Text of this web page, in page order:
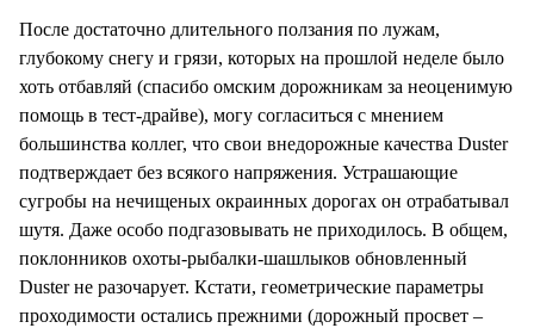
После достаточно длительного ползания по лужам,
глубокому снегу и грязи, которых на прошлой неделе было
хоть отбавляй (спасибо омским дорожникам за неоценимую
помощь в тест-драйве), могу согласиться с мнением
большинства коллег, что свои внедорожные качества Duster
подтверждает без всякого напряжения. Устрашающие
сугробы на нечищеных окраинных дорогах он отрабатывал
шутя. Даже особо подгазовывать не приходилось. В общем,
поклонников охоты-рыбалки-шашлыков обновленный
Duster не разочарует. Кстати, геометрические параметры
проходимости остались прежними (дорожный просвет –